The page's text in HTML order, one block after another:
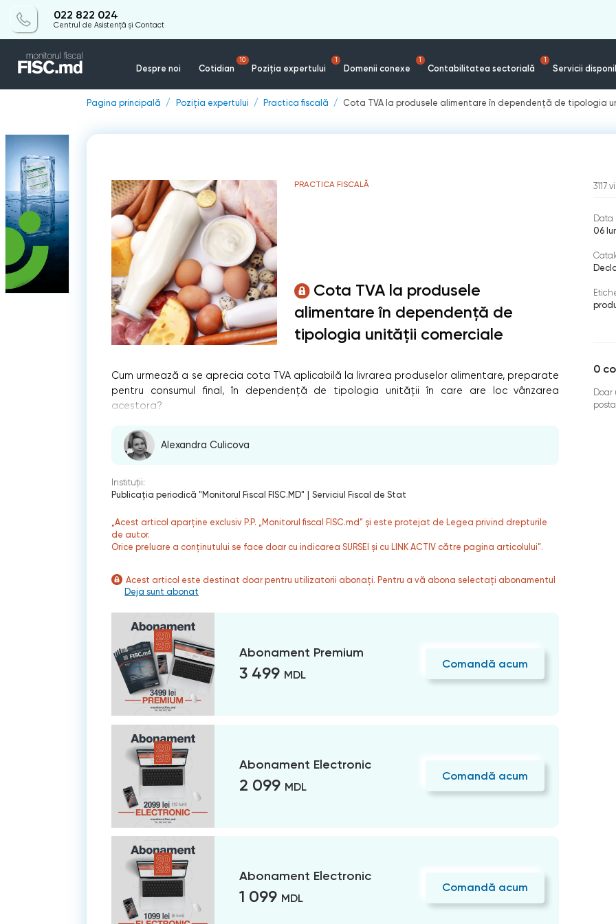
022 822 024
Centrul de Asistență și Contact
Despre noi Cotidian
10
Poziția expertului
1
Domenii conexe
1
Contabilitatea sectorială
1
Servicii
Pagina principală Poziția expertului Practica fiscală Cota TVA la produsele alimentare în dependență de tipologia
PRACTICA FISCALĂ
Cota TVA la produsele
alimentare în dependență de
tipologia unității comerciale
Cum urmează a se aprecia cota TVA aplicabilă la livrarea produselor alimentare, preparate
pentru consumul final, în dependență de tipologia unității în care are loc vânzarea
acestora?
Alexandra Culicova
Instituții:
Publicaţia periodică "Monitorul Fiscal FISC.MD" | Serviciul Fiscal de Stat
„Acest articol aparține exclusiv P.P. „Monitorul fiscal FISC.md” și este protejat de Legea privind drepturile
de autor.
Orice preluare a conținutului se face doar cu indicarea SURSEI și cu LINK ACTIV către pagina articolului”.
Acest articol este destinat doar pentru utilizatorii abonați. Pentru a vă abona selectați abonamentul
Deja sunt abonat
Abonament Premium
3 499 MDL
Comandă acum
Abonament Electronic
2 099 MDL
Comandă acum
Abonament Electronic
1 099 MDL
Comandă acum
3117
Data
06
0
Doar